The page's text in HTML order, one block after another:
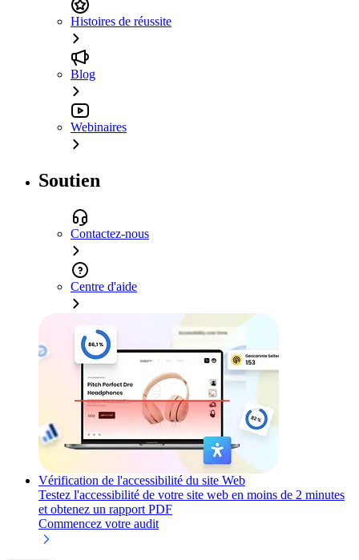
Histoires de réussite
Blog
Webinaires
Soutien
Contactez-nous
Centre d'aide
Vérification de l'accessibilité du site Web
Testez l'accessibilité de votre site web en moins de 2 minutes
et obtenez un rapport PDF
Commencez votre audit